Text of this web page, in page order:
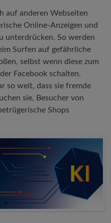
auf anderen Webseiten
Online-Anzeigen und
unterdrücken. So werden
Surfen auf gefährliche
selbst wenn diese zum
Facebook schalten.
so weit, dass sie fremde
sie, Besucher von
Shops